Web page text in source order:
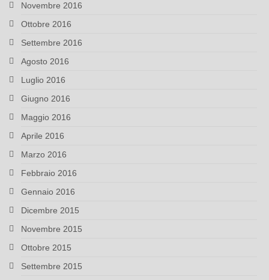
Novembre 2016
Ottobre 2016
Settembre 2016
Agosto 2016
Luglio 2016
Giugno 2016
Maggio 2016
Aprile 2016
Marzo 2016
Febbraio 2016
Gennaio 2016
Dicembre 2015
Novembre 2015
Ottobre 2015
Settembre 2015